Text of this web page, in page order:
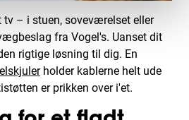
tv – i stuen, soveværelset eller
fra Vogel's. Uanset dit
rigtige løsning til dig. En
holder kablerne helt ude
er prikken over i'et.